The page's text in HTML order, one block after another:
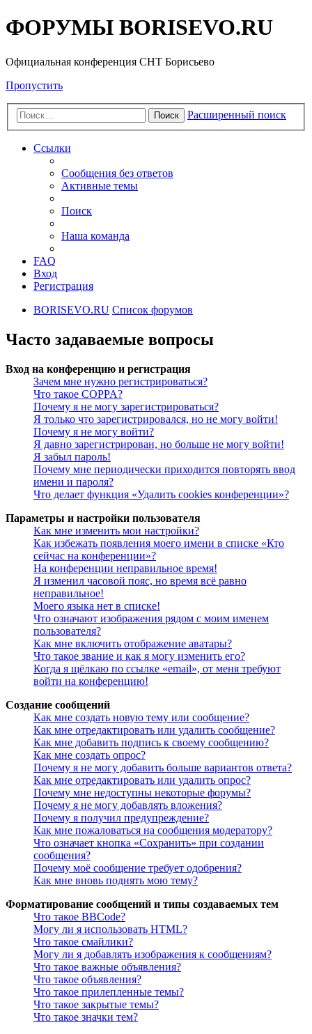
ФОРУМЫ BORISEVO.RU
Официальная конференция СНТ Борисьево
Пропустить
Поиск Расширенный поиск
Ссылки
Сообщения без ответов
Активные темы
Поиск
Наша команда
FAQ
Вход
Регистрация
BORISEVO.RU Список форумов
Часто задаваемые вопросы
Вход на конференцию и регистрация
Зачем мне нужно регистрироваться?
Что такое COPPA?
Почему я не могу зарегистрироваться?
Я только что зарегистрировался, но не могу войти!
Почему я не могу войти?
Я давно зарегистрирован, но больше не могу войти!
Я забыл пароль!
Почему мне периодически приходится повторять ввод
имени и пароля?
Что делает функция «Удалить cookies конференции»?
Параметры и настройки пользователя
Как мне изменить мои настройки?
Как избежать появления моего имени в списке «Кто
сейчас на конференции»?
На конференции неправильное время!
Я изменил часовой пояс, но время всё равно
неправильное!
Моего языка нет в списке!
Что означают изображения рядом с моим именем
пользователя?
Как мне включить отображение аватары?
Что такое звание и как я могу изменить его?
Когда я щёлкаю по ссылке «email», от меня требуют
войти на конференцию!
Создание сообщений
Как мне создать новую тему или сообщение?
Как мне отредактировать или удалить сообщение?
Как мне добавить подпись к своему сообщению?
Как мне создать опрос?
Почему я не могу добавить больше вариантов ответа?
Как мне отредактировать или удалить опрос?
Почему мне недоступны некоторые форумы?
Почему я не могу добавлять вложения?
Почему я получил предупреждение?
Как мне пожаловаться на сообщения модератору?
Что означает кнопка «Сохранить» при создании
сообщения?
Почему моё сообщение требует одобрения?
Как мне вновь поднять мою тему?
Форматирование сообщений и типы создаваемых тем
Что такое BBCode?
Могу ли я использовать HTML?
Что такое смайлики?
Могу ли я добавлять изображения к сообщениям?
Что такое важные объявления?
Что такое объявления?
Что такое прилепленные темы?
Что такое закрытые темы?
Что такое значки тем?